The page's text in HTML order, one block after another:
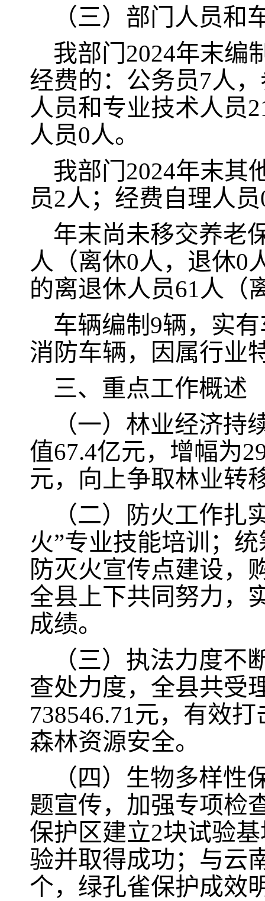
（三）部门人员和
我部门2024年末编
经费的： 公务员7人，
人员和专业技术人员
人员0人。
我部门2024年末其
员2人；经费自理人员
年末尚未移交养老
人（离休0人，退休0
的离退休人员61人（
车辆编制 9辆，实
消防车辆，因属行业
三、重点工作概述
（一） 林业经济持
值67.4亿元，增幅为
元，向上争取林业转
（二）
防火工作扎
火”专业技能培训；
防灭火宣传点建设，
全县上下共同努力，
成绩。
（三） 执法力度不
查处力度，全县共受
738546.71元，有效
森林资源安全。
（ 四） 生物多样性
题宣传，加强专项检
保护区建立2块试验
验并取得成功； 与云
个，绿孔雀保护成效